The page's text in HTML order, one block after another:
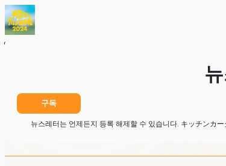
홈
구독
뉴스레터는 언제든지 등록 해제할 수 있습니다. キッチンカ